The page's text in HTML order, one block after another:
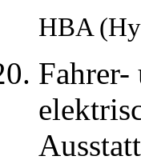
HBA
Fahrer-